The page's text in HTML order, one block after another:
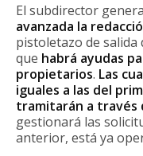
El subdirector
avanzada la
pistoletazo de
que habrá ayudas
propietarios. Las
iguales a las del
tramitarán a través
gestionará las
anterior, está ya